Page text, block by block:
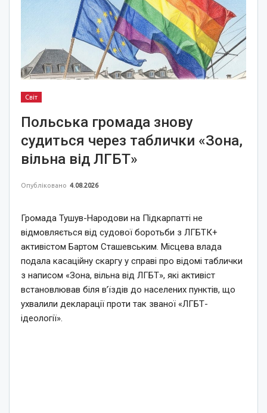
Світ
Польська громада знову
судиться через таблички «Зона,
вільна від ЛГБТ»
Опубліковано 4.08.2026
Громада Тушув-Народови на Підкарпатті не
відмовляється від судової боротьби з ЛГБТК+
активістом Бартом Сташевським. Місцева влада
подала касаційну скаргу у справі про відомі таблички
з написом «Зона, вільна від ЛГБТ», які активіст
встановлював біля в’їздів до населених пунктів, що
ухвалили декларації проти так званої «ЛГБТ-
ідеології».